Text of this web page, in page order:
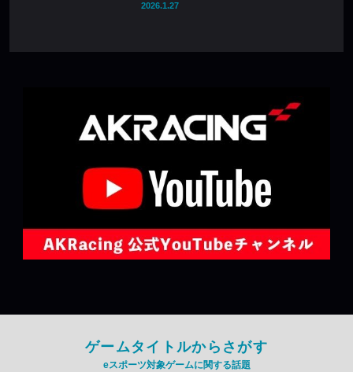
2026.1.27
ゲームタイトルからさがす
eスポーツ対象ゲームに関する話題